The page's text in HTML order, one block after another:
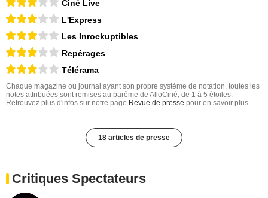
Ciné Live
L'Express
Les Inrockuptibles
Repérages
Télérama
Chaque magazine ou journal ayant son propre système de notation, toutes les
notes attribuées sont remises au barême de AlloCiné, de 1 à 5 étoiles.
Retrouvez plus d'infos sur notre page Revue de presse pour en savoir plus.
18 articles de presse
Critiques Spectateurs